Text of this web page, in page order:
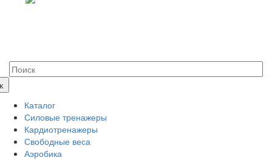
Каталог
Силовые тренажеры
Кардиотренажеры
Свободные веса
Аэробика